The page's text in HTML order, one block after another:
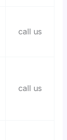
call us
call us